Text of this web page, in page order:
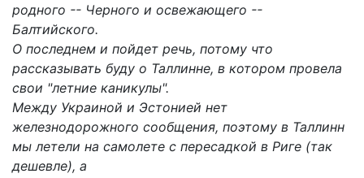
родного -- Черного и освежающего --
Балтийского.
О последнем и пойдет речь, потому что
рассказывать буду о Таллинне, в котором провела
свои "летние каникулы".
Между Украиной и Эстонией нет
железнодорожного сообщения, поэтому в Таллинн
мы летели на самолете с пересадкой в Риге (так
дешевле), а